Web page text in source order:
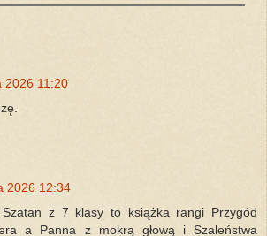
2026 11:20
2026 12:34
z 7 klasy to książka rangi Przygód
a Panna z mokrą głową i Szaleństwa